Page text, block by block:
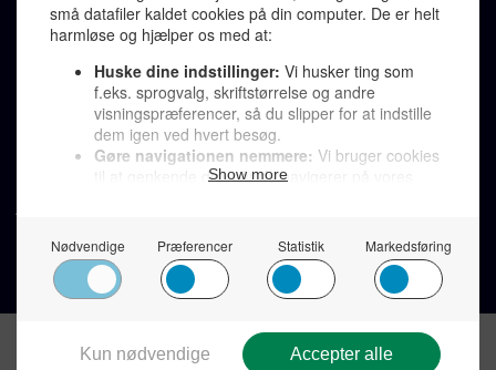
Von Ostensgade 22, 2791 Dragør
LINKS
Tidligere aviser >
Støt Den Korte Avis >
Send et læserbrev >
Privatlivspolitik >